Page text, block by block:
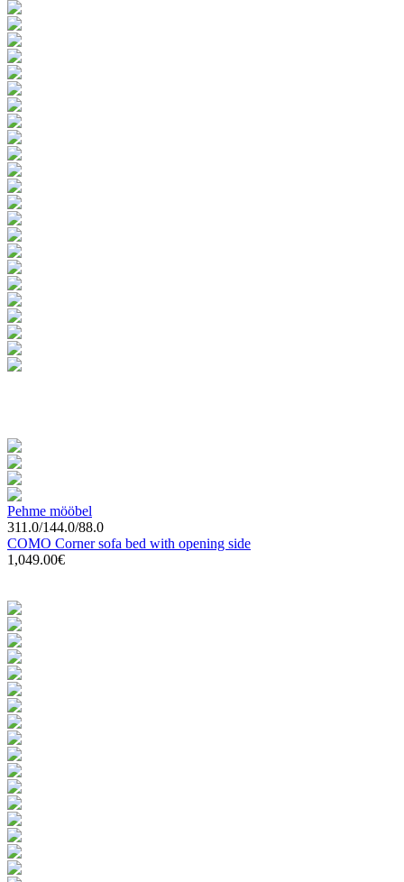
Pehme mööbel
311.0/144.0/88.0
COMO Corner sofa bed with opening side
1,049.00€